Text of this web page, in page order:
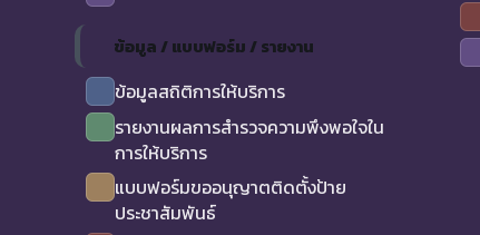
ข้อมูล / แบบฟอร์ม / รายงาน
ข้อมูลสถิติการให้บริการ
รายงานผลการสำรวจความพึงพอใจใน
การให้บริการ
แบบฟอร์มขออนุญาตติดตั้งป้าย
ประชาสัมพันธ์